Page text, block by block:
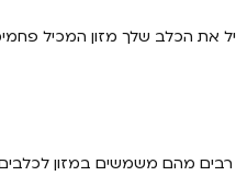
הכלב שלך מזון המכיל
רבים מהם משמשים במזון